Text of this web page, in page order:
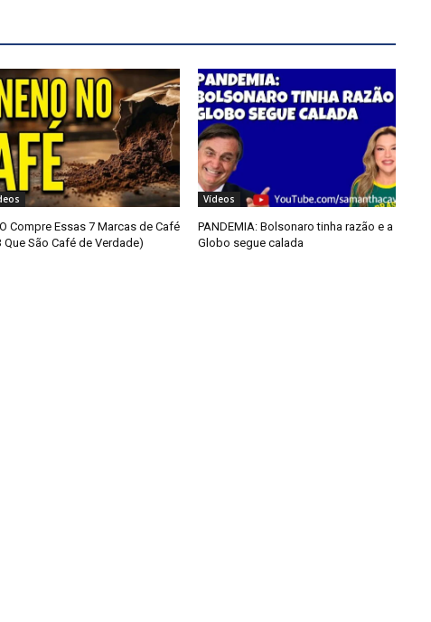
Compre Essas 7 Marcas de Café
Que São Café de Verdade)
Vídeos
PANDEMIA: Bolsonaro tinha razão e a
Globo segue calada